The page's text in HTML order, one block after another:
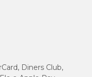
Diners Club,